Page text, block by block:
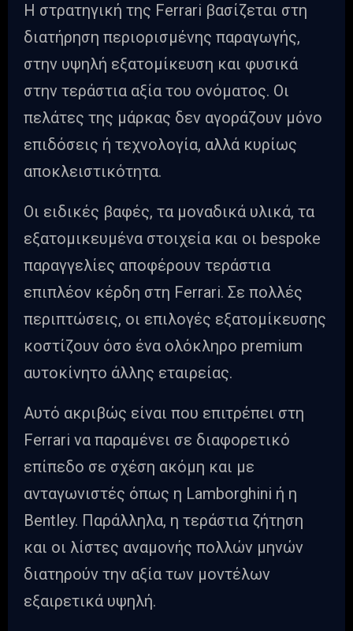
Η στρατηγική της Ferrari βασίζεται στη
διατήρηση περιορισμένης παραγωγής,
στην υψηλή εξατομίκευση και φυσικά
στην τεράστια αξία του ονόματος. Οι
πελάτες της μάρκας δεν αγοράζουν μόνο
επιδόσεις ή τεχνολογία, αλλά κυρίως
αποκλειστικότητα.
Οι ειδικές βαφές, τα μοναδικά υλικά, τα
εξατομικευμένα στοιχεία και οι bespoke
παραγγελίες αποφέρουν τεράστια
επιπλέον κέρδη στη Ferrari. Σε πολλές
περιπτώσεις, οι επιλογές εξατομίκευσης
κοστίζουν όσο ένα ολόκληρο premium
αυτοκίνητο άλλης εταιρείας.
Αυτό ακριβώς είναι που επιτρέπει στη
Ferrari να παραμένει σε διαφορετικό
επίπεδο σε σχέση ακόμη και με
ανταγωνιστές όπως η Lamborghini ή η
Bentley. Παράλληλα, η τεράστια ζήτηση
και οι λίστες αναμονής πολλών μηνών
διατηρούν την αξία των μοντέλων
εξαιρετικά υψηλή.